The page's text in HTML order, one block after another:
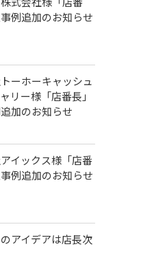
例追加のお知らせ
ーホーキャッシュ
リー様「店番長」
加のお知らせ
イックス様「店番
例追加のお知らせ
アイデアは店長次